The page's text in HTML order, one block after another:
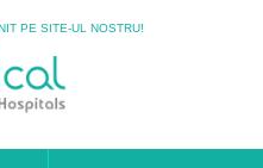
PE SITE-UL NOSTRU!